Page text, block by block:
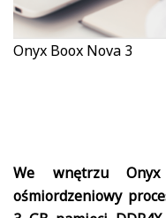
Onyx Boox Nova 3
We wnętrzu
ośmiordzeniowy